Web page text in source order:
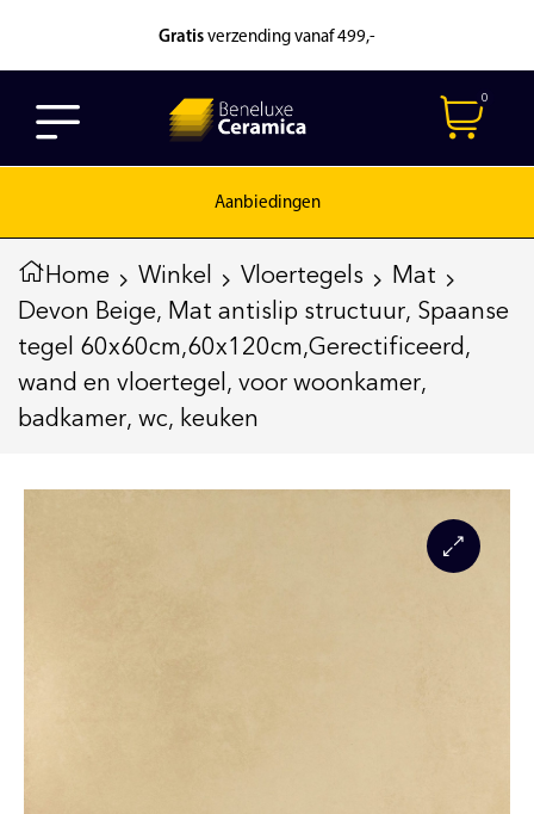
Gratis verzending vanaf 499,-
0
Aanbiedingen
Home Winkel Vloertegels
Mat
Devon Beige, Mat antislip structuur, Spaanse
tegel 60x60cm,60x120cm,Gerectificeerd,
wand en vloertegel, voor woonkamer,
badkamer, wc, keuken